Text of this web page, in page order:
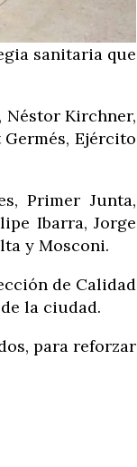
sanitaria que
Néstor Kirchner,
Ejército
Primer Junta,
Ibarra, Jorge
y Mosconi.
de Calidad
la ciudad.
para reforzar